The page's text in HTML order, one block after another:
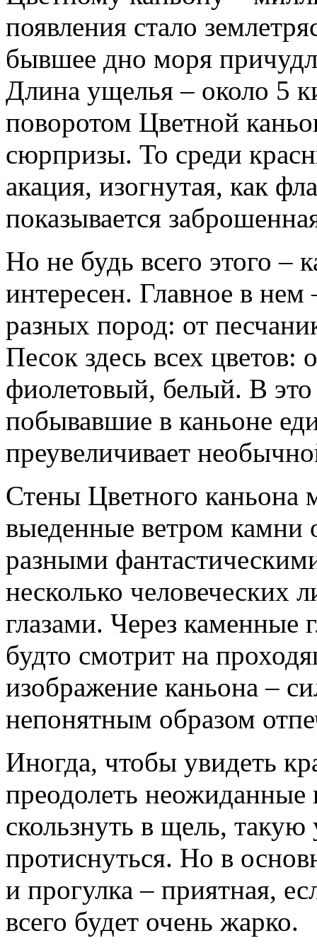
появления стало
бывшее дно моря
Длина ущелья – около 5
поворотом Цветной
сюрпризы. То среди
акация, изогнутая, как
показывается
Но не будь всего этого –
интересен. Главное в
разных пород: от
Песок здесь всех
фиолетовый, белый. В
побывавшие в каньоне
преувеличивает
Стены Цветного каньона
выеденные ветром камни
разными
несколько человеческих
глазами. Через каменные
будто смотрит на
изображение каньона –
непонятным образом
Иногда, чтобы увидеть
преодолеть неожиданные
скользнуть в щель,
протиснуться. Но в
и прогулка – приятная,
всего будет очень жарко.